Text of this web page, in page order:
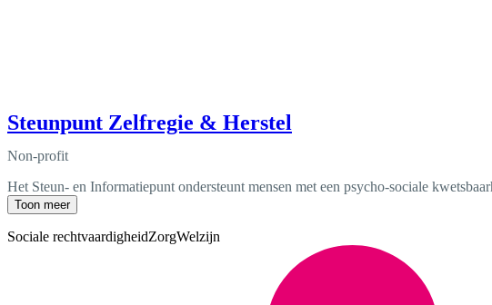
Steunpunt Zelfregie & Herstel
Non-profit
Het Steun- en Informatiepunt ondersteunt mensen met een psycho-sociale
Toon meer
Sociale rechtvaardigheidZorgWelzijn